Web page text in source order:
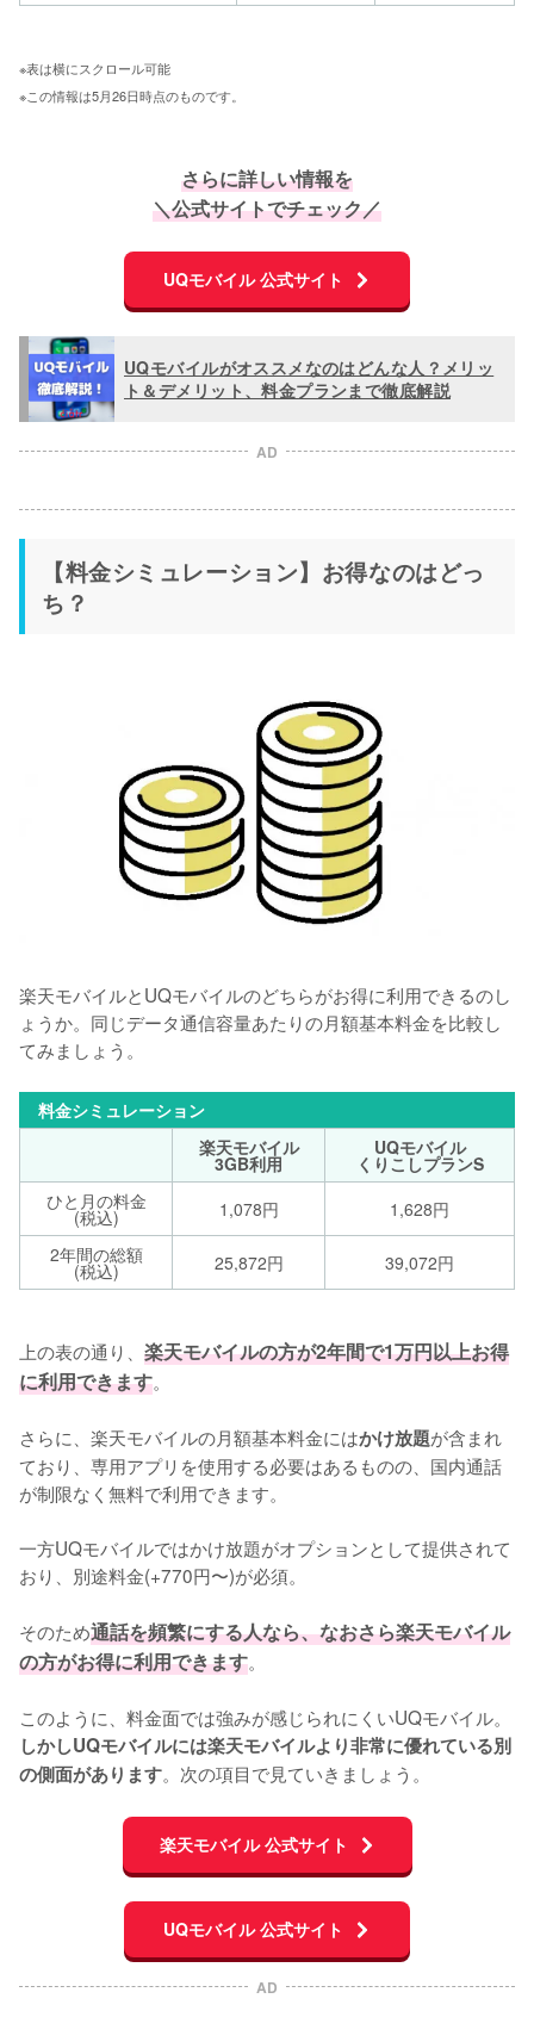
※表は横にスクロール可能
※この情報は5月26日時点のものです。
さらに詳しい情報を
＼公式サイトでチェック／
UQモバイル 公式サイト
UQモバイルがオススメなのはどんな人？メリッ
ト＆デメリット、料金プランまで徹底解説
AD
【料金シミュレーション】お得なのはどっ
ち？
楽天モバイルとUQモバイルのどちらがお得に利用できるのし
ょうか。同じデータ通信容量あたりの月額基本料金を比較し
てみましょう。
料金シミュレーション
楽天モバイル
3GB利用
UQモバイル
くりこしプランS
ひと月の料金
(税込) 1,078円
1,628円
2年間の総額
(税込) 25,872円 39,072円
上の表の通り、 楽天モバイルの方が2年間で1万円以上お得
に利用できます。
さらに、楽天モバイルの月額基本料金にはかけ放題が含まれ
ており、専用アプリを使用する必要はあるものの、国内通話
が制限なく無料で利用できます。
一方UQモバイルではかけ放題がオプションとして提供されて
おり、別途料金(+770円〜)が必須。
そのため通話を頻繁にする人なら、なおさら楽天モバイル
の方がお得に利用できます。
このように、料金面では強みが感じられにくいUQモバイル。
しかしUQモバイルには楽天モバイルより非常に優れている別
の側面があります。次の項目で見ていきましょう。
楽天モバイル 公式サイト
UQモバイル 公式サイト
AD